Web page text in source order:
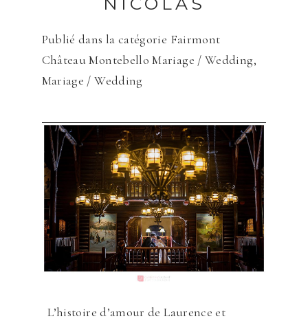
ENVOYER
Publié dans la catégorie Fairmont
Château Montebello Mariage / Wedding,
Mariage / Wedding
L’histoire d’amour de Laurence et